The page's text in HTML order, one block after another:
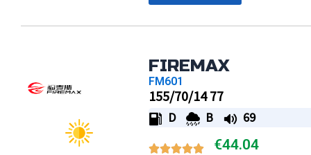
FIREMAX
FM601
155/70/14 77
D B 69
€44.04